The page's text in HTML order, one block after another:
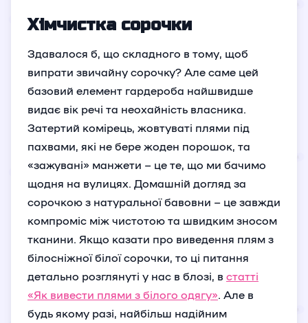
Хімчистка сорочки
Здавалося б, що складного в тому, щоб
випрати звичайну сорочку? Але саме цей
базовий елемент гардероба найшвидше
видає вік речі та неохайність власника.
Затертий комірець, жовтуваті плями під
пахвами, які не бере жоден порошок, та
«зажувані» манжети – це те, що ми бачимо
щодня на вулицях. Домашній догляд за
сорочкою з натуральної бавовни – це завжди
компроміс між чистотою та швидким зносом
тканини. Якщо казати про виведення плям з
білосніжної білої сорочки, то ці питання
детально розглянуті у нас в блозі, в статті
«Як вивести плями з білого одягу». Але в
будь якому разі, найбільш надійним